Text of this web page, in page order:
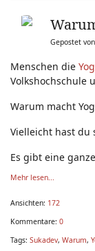
Gepostet von
Menschen die
Volkshochschule
Warum macht
Vielleicht hast du
Es gibt eine
Mehr lesen...
Ansichten: 172
Kommentare: 0
Tags: Sukadev, Warum,